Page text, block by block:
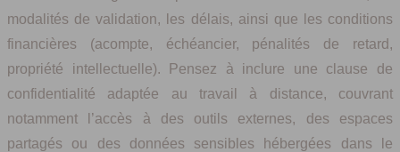
modalités de validation, les délais, ainsi que les conditions
financières (acompte, échéancier, pénalités de retard,
propriété intellectuelle). Pensez à inclure une clause de
confidentialité adaptée au travail à distance, couvrant
notamment l’accès à des outils externes, des espaces
partagés ou des données sensibles hébergées dans le